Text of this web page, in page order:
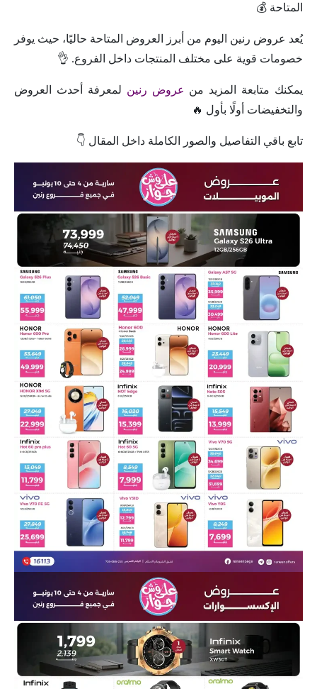
المتاحة 💰
يُعد عروض رنين اليوم من أبرز العروض المتاحة حاليًا، حيث يوفر
خصومات قوية على مختلف المنتجات داخل الفروع. 👌
يمكنك متابعة المزيد من عروض رنين لمعرفة أحدث العروض
والتخفيضات أولًا بأول 🔥
تابع باقي التفاصيل والصور الكاملة داخل المقال 👇